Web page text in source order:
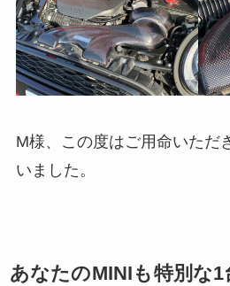
M様、この度はご用命いただ
いました。
あなたのMINIも特別な